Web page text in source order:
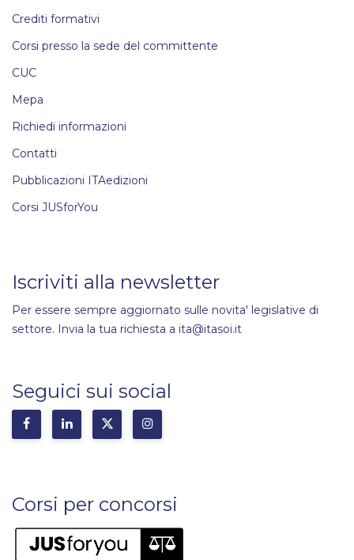
Crediti formativi
Corsi presso la sede del committente
CUC
Mepa
Richiedi informazioni
Contatti
Pubblicazioni ITAedizioni
Corsi JUSforYou
Iscriviti alla newsletter
Per essere sempre aggiornato sulle novita' legislative di
settore. Invia la tua richiesta a ita@itasoi.it
Seguici sui social
Corsi per concorsi